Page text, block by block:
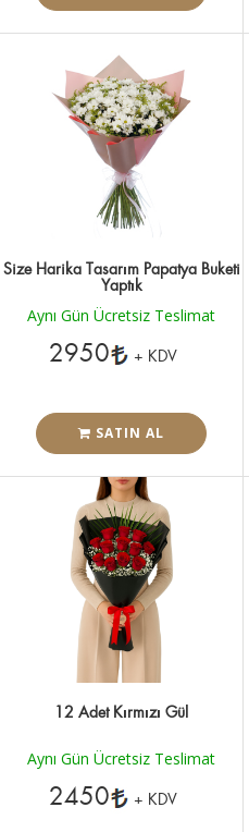
Size Harika Tasarım Papatya Buketi
Yaptık
Aynı Gün Ücretsiz Teslimat
2950 + KDV
SATIN AL
12 Adet Kırmızı Gül
Aynı Gün Ücretsiz Teslimat
2450 + KDV